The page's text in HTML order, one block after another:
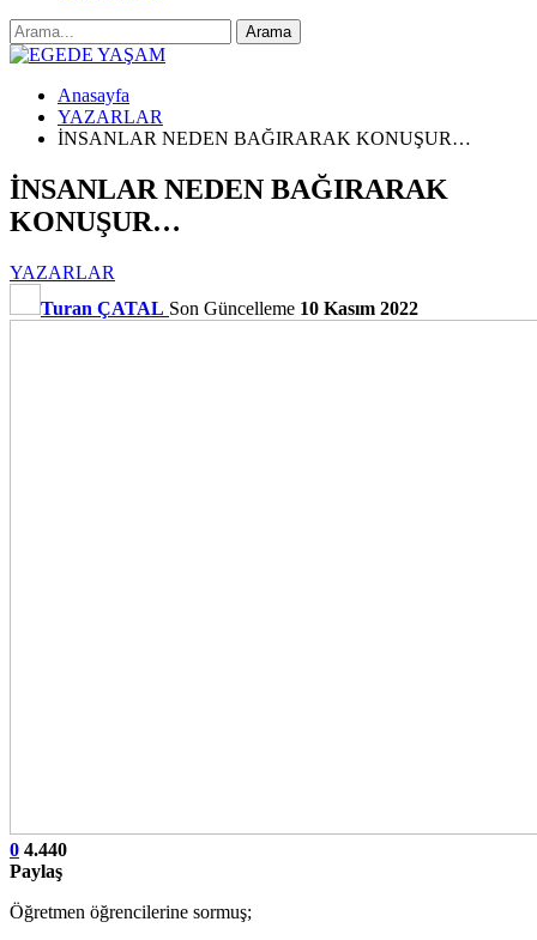
Anasayfa
YAZARLAR
İNSANLAR NEDEN BAĞIRARAK KONUŞUR…
İNSANLAR NEDEN BAĞIRARAK
KONUŞUR…
YAZARLAR
Turan ÇATAL Son Güncelleme 10 Kasım 2022
0 4.440
Paylaş
Öğretmen öğrencilerine sormuş;